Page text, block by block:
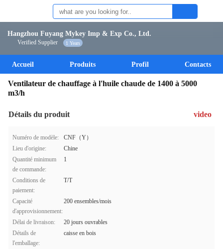
Hangzhou Fuyang Mykey Imp & Exp Co., Ltd.
Verified Supplier 1 Years
Accueil Produits Profil Contacts
Ventilateur de chauffage à l'huile chaude de 1400 à 5000
m3/h
Détails du produit video
Numéro de modèle:
CNF（Y）
Lieu d'origine:
Chine
Quantité minimum
de commande:
1
Conditions de
paiement:
T/T
Capacité
d'approvisionnement:
200 ensembles/mois
Délai de livraison:
20 jours ouvrables
Détails de
l'emballage:
caisse en bois